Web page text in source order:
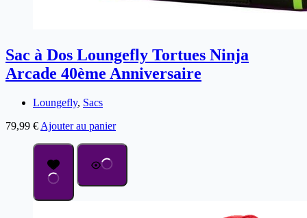
Sac à Dos Loungefly Tortues Ninja
Arcade 40ème Anniversaire
Loungefly, Sacs
79,99 € Ajouter au panier